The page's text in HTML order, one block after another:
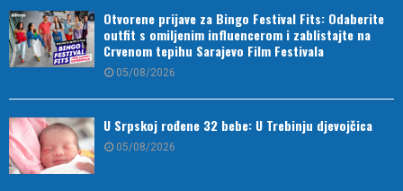
Otvorene prijave za Bingo Festival Fits: Odaberite
outfit s omiljenim influencerom i zablistajte na
Crvenom tepihu Sarajevo Film Festivala
05/08/2026
U Srpskoj rođene 32 bebe: U Trebinju djevojčica
05/08/2026